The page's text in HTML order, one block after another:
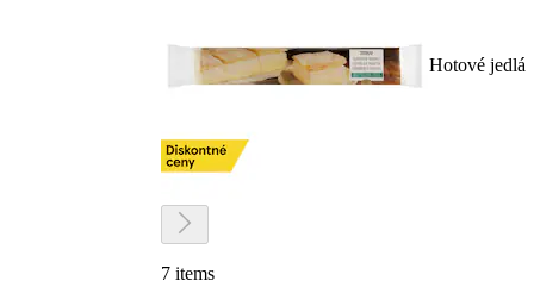
Hotové jedlá
7 items